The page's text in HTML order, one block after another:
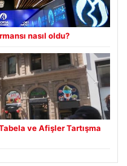
nasıl oldu?
ve Afişler Tartışma